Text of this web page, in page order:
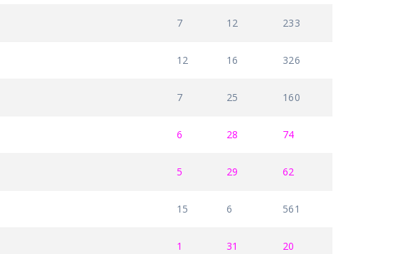
7 12 233
12 16 326
7 25 160
6 28 74
5 29 62
15 6 561
1 31 20